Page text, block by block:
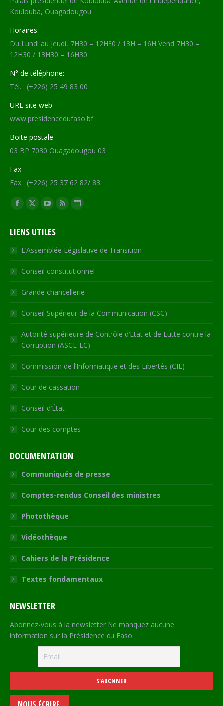
Koulouba, Ouagadougou
Horaires:
Du Lundi au jeudi, 7H30 – 12H30 / 13H – 16H Vend 7H30 –
12H30 / 13H30 – 16H30
N° de téléphone:
Tél. : (+226) 25 49 83 00
URL site web
www.presidencedufaso.bf
Boite postale
03 BP 7030 Ouagadougou 03
Fax
Fax : (+226) 25 37 62 82/ 83
Trouvez nous sur :
Facebook
opens
in
new
window
X
opens
in
new
window
YouTube
opens
in
new
window
RSS
in
new
window
Site
opens
in
new
LIENS UTILES
L’Assemblée Législative de Transition
Conseil constitutionnel
Grande chancellerie
Conseil Supérieur de la Communication (CSC)
Autorité supérieure de Contrôle d’Etat et de Lutte contre la
Corruption (ASCE-LC)
Commission de l’Informatique et des Libertés (CIL)
Cour de cassation
Conseil d’État
Cour des comptes
DOCUMENTATION
Communiqués de presse
Comptes-rendus Conseil des ministres
Photothèque
Vidéothèque
Cahiers de la Présidence
Textes fondamentaux
NEWSLETTER
Abonnez-vous à la newsletter Ne manquez aucune
information sur la Présidence du Faso